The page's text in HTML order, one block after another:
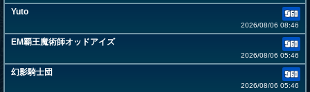
Yuto
2026/08/06 08:46
EM覇王魔術師オッドアイズ
2026/08/06 05:46
幻影騎士団
2026/08/06 05:46